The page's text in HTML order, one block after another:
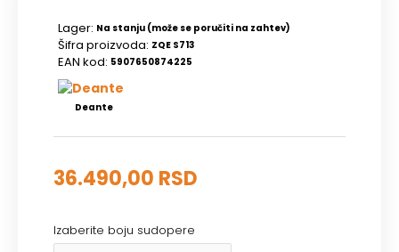
Lager: Na stanju (može se poručiti na zahtev)
Šifra proizvoda: ZQE S713
EAN kod: 5907650874225
Deante
36.490,00 RSD
Izaberite boju sudopere